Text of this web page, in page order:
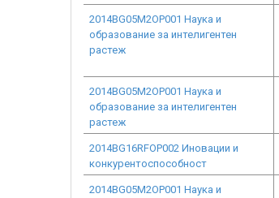
2014BG05M2OP001 Наука и
образование за интелигентен
растеж
2014BG05M2OP001 Наука и
образование за интелигентен
растеж
2014BG16RFOP002 Иновации и
конкурентоспособност
2014BG05M2OP001 Наука и